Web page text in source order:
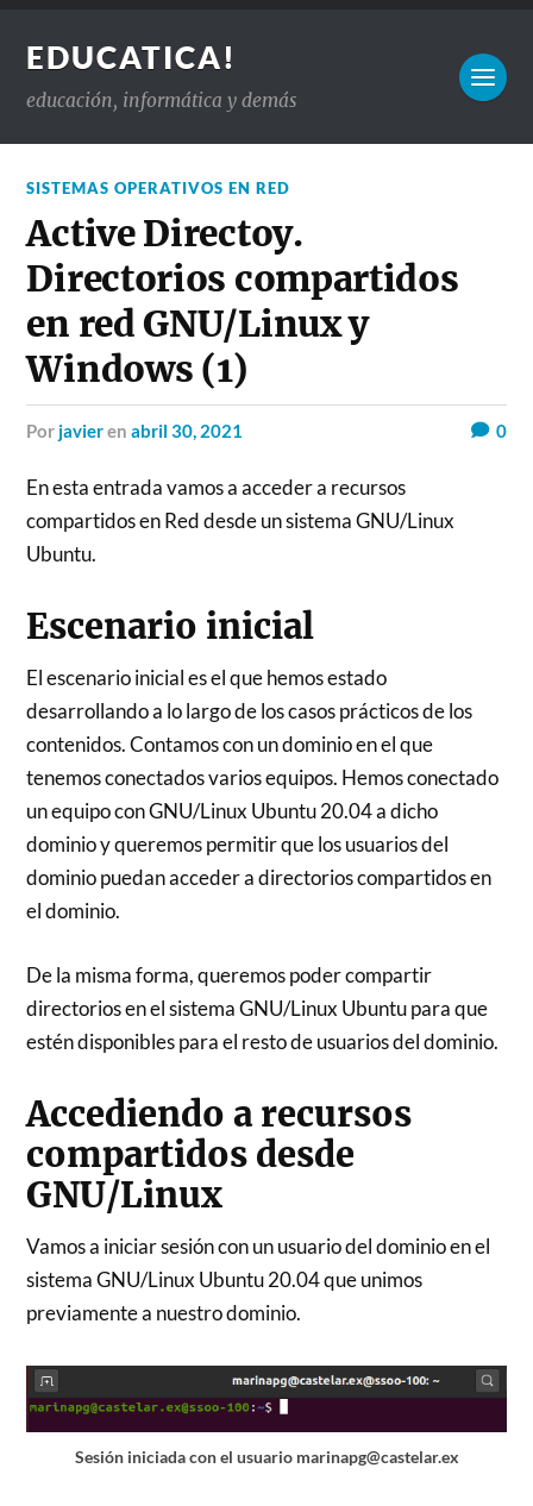
EDUCATICA!
educación, informática y demás
SISTEMAS OPERATIVOS EN RED
Active Directoy.
Directorios compartidos
en red GNU/Linux y
Windows (1)
por javierenabril 30, 2021 0
En esta entrada vamos a acceder a recursos
compartidos en Red desde un sistema GNU/Linux
Ubuntu.
Escenario inicial
El escenario inicial es el que hemos estado
desarrollando a lo largo de los casos prácticos de los
contenidos. Contamos con un dominio en el que
tenemos conectados varios equipos. Hemos conectado
un equipo con GNU/Linux Ubuntu 20.04 a dicho
dominio y queremos permitir que los usuarios del
dominio puedan acceder a directorios compartidos en
el dominio.
De la misma forma, queremos poder compartir
directorios en el sistema GNU/Linux Ubuntu para que
estén disponibles para el resto de usuarios del dominio.
Accediendo a recursos
compartidos desde
GNU/Linux
Vamos a iniciar sesión con un usuario del dominio en el
sistema GNU/Linux Ubuntu 20.04 que unimos
previamente a nuestro dominio.
Sesión iniciada con el usuario marinapg@castelar.ex